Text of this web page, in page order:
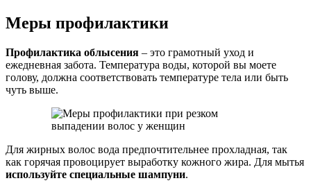
Меры профилактики
Профилактика облысения – это грамотный уход и
ежедневная забота. Температура воды, которой вы моете
голову, должна соответствовать температуре тела или быть
чуть выше.
Для жирных волос вода предпочтительнее прохладная, так
как горячая провоцирует выработку кожного жира. Для мытья
используйте специальные шампуни.